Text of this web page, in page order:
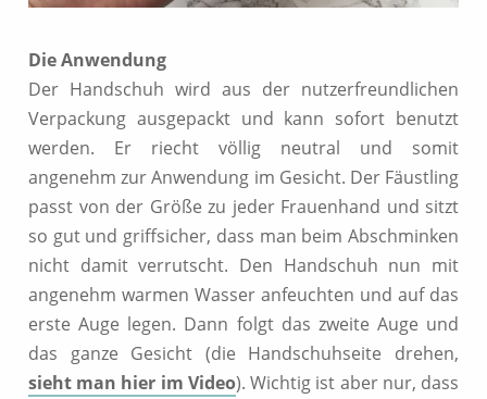
Die Anwendung
Der Handschuh wird aus der nutzerfreundlichen
Verpackung ausgepackt und kann sofort benutzt
werden. Er riecht völlig neutral und somit
angenehm zur Anwendung im Gesicht. Der Fäustling
passt von der Größe zu jeder Frauenhand und sitzt
so gut und griffsicher, dass man beim Abschminken
nicht damit verrutscht. Den Handschuh nun mit
angenehm warmen Wasser anfeuchten und auf das
erste Auge legen. Dann folgt das zweite Auge und
das ganze Gesicht (die Handschuhseite drehen,
sieht man hier im Video). Wichtig ist aber nur, dass